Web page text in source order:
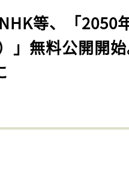
等、「2050
」無料公開開